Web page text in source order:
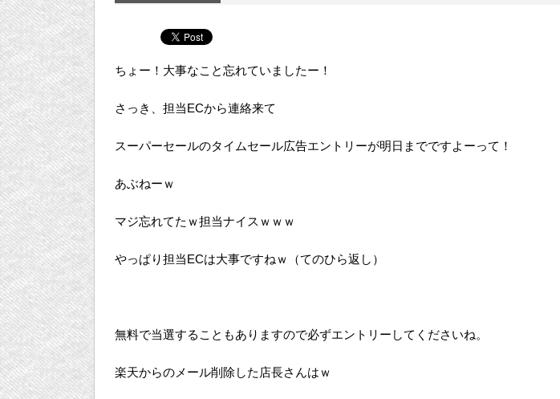
ちょー！大事なこと忘れていましたー！
さっき、担当ECから連絡来て
スーパーセールのタイムセール広告エントリーが明日までですよーって！
あぶねーｗ
マジ忘れてたｗ担当ナイスｗｗｗ
やっぱり担当ECは大事ですねｗ（てのひら返し）
無料で当選することもありますので必ずエントリーしてくださいね。
楽天からのメール削除した店長さんはｗ